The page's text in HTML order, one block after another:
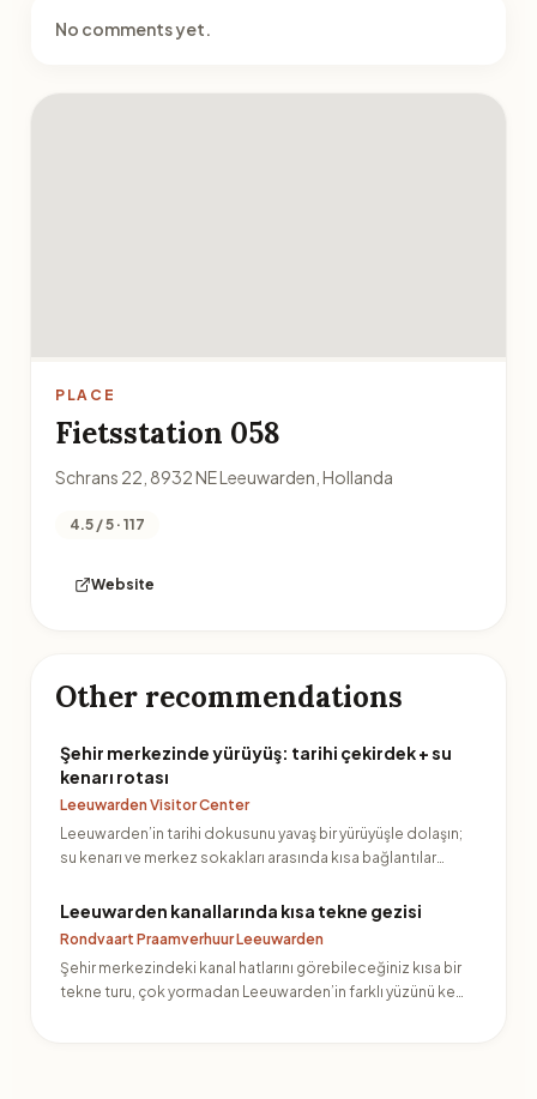
No comments yet.
PLACE
Fietsstation 058
Schrans 22, 8932 NE Leeuwarden, Hollanda
4.5 / 5 · 117
Website
Other recommendations
Şehir merkezinde yürüyüş: tarihi çekirdek + su
kenarı rotası
Leeuwarden Visitor Center
Leeuwarden’in tarihi dokusunu yavaş bir yürüyüşle dolaşın;
su kenarı ve merkez sokakları arasında kısa bağlantılar…
Leeuwarden kanallarında kısa tekne gezisi
Rondvaart Praamverhuur Leeuwarden
Şehir merkezindeki kanal hatlarını görebileceğiniz kısa bir
tekne turu, çok yormadan Leeuwarden’in farklı yüzünü ke…